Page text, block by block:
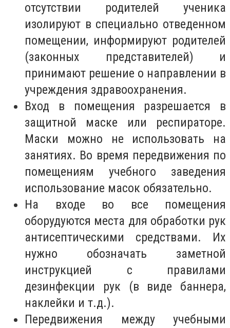
отсутствии родителей ученика
изолируют в специально отведенном
помещении, информируют родителей
(законных представителей) и
принимают решение о направлении в
учреждения здравоохранения.
Вход в помещения разрешается в
защитной маске или респираторе.
Маски можно не использовать на
занятиях. Во время передвижения по
помещениям учебного заведения
использование масок обязательно.
На входе во все помещения
оборудуются места для обработки рук
антисептическими средствами. Их
нужно обозначать заметной
инструкцией с правилами
дезинфекции рук (в виде баннера,
наклейки и т.д.).
Передвижения между учебными